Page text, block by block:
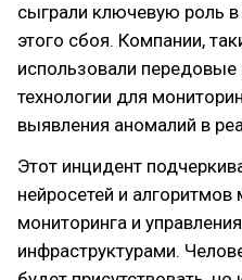
сыграли ключевую роль
этого сбоя. Компании,
использовали передовые
технологии для
выявления аномалий в
Этот инцидент
нейросетей и
мониторинга и
инфраструктурами.